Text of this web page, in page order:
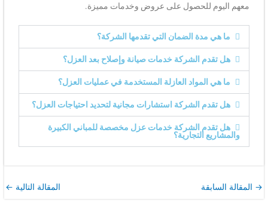
معهم اليوم للحصول على عروض وخدمات مميزة.
ما هي مدة الضمان التي تقدمها الشركة؟
هل تقدم الشركة خدمات صيانة وإصلاح بعد العزل؟
ما هي المواد العازلة المستخدمة في عمليات العزل؟
هل تقدم الشركة استشارات مجانية لتحديد احتياجات العزل؟
هل تقدم الشركة خدمات عزل مخصصة للمباني الكبيرة
والمشاريع التجارية؟
→ المقالة السابقة المقالة التالية ←